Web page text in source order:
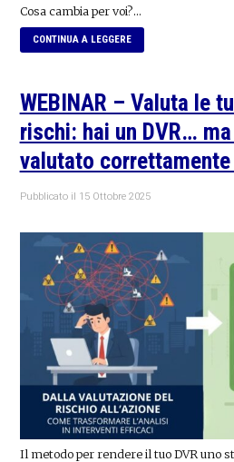
Cosa cambia per voi?…
CONTINUA A LEGGERE
WEBINAR – Valuta le
rischi: hai un DVR…
valutato
Pubblicato il 15 Ottobre 2025
Il metodo per rendere il tuo DVR uno